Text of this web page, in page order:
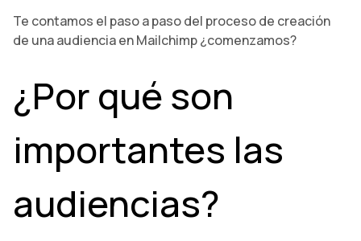
Te contamos el paso a paso del proceso de creación
de una audiencia en Mailchimp ¿comenzamos?
¿Por qué son
importantes las
audiencias?